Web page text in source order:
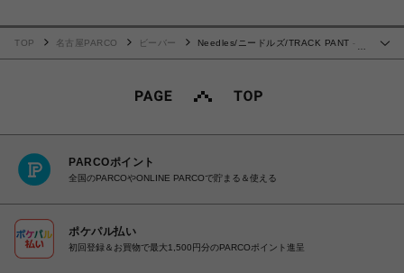
…
TOP 名古屋PARCO ビーバー
Needles/ニードルズ/TRACK PANT -
PARCOポイント
全国のPARCOやONLINE PARCOで貯まる＆使える
ポケパル払い
初回登録＆お買物で最大1,500円分のPARCOポイント進呈